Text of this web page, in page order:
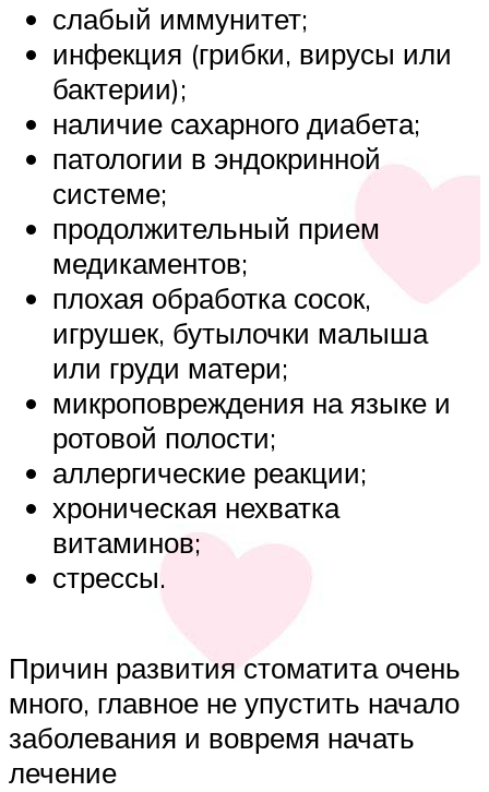
слабый иммунитет;
инфекция (грибки, вирусы или
бактерии);
наличие сахарного диабета;
патологии в эндокринной
системе;
продолжительный прием
медикаментов;
плохая обработка сосок,
игрушек, бутылочки малыша
или груди матери;
микроповреждения на языке и
ротовой полости;
аллергические реакции;
хроническая нехватка
витаминов;
стрессы.
Причин развития стоматита очень
много, главное не упустить начало
заболевания и вовремя начать
лечение